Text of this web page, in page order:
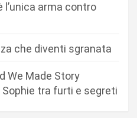
l’unica arma contro
che diventi sgranata
We Made Story
tra furti e segreti